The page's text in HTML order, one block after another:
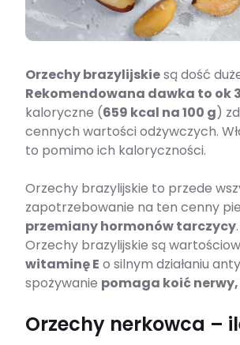
Orzechy brazylijskiesą dość
Rekomendowana dawka to ok
kaloryczne (659 kcal na 100 g)
cennych wartości odżywczych.
to pomimo ich kaloryczności.
Orzechy brazylijskie to przede
zapotrzebowanie na ten cenny
przemiany hormonów tarczycy.
Orzechy brazylijskie są
witaminę E o silnym działaniu
spożywanie pomaga koić
Orzechy nerkowca –